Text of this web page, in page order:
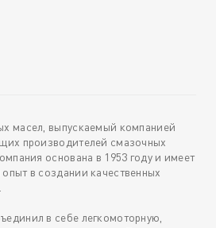
масел, выпускаемый компанией
производителей смазочных
основана в 1953 году и имеет
в создании качественных
в себе легкомоторную,